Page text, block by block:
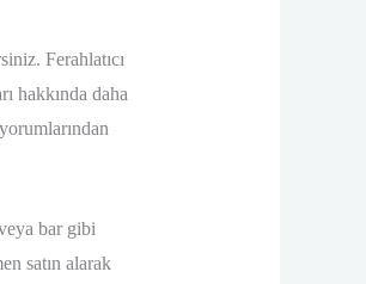
Ferahlatıcı
hakkında daha
bar gibi
satın alarak